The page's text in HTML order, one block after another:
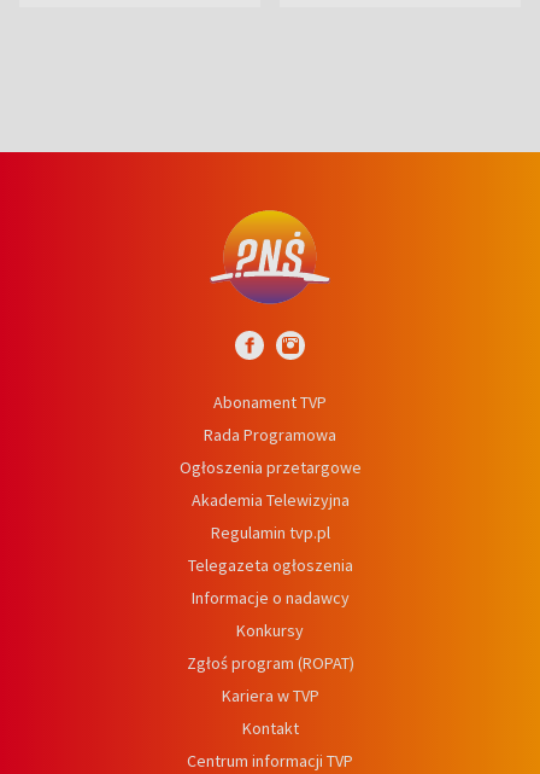
Abonament TVP
Rada Programowa
Ogłoszenia przetargowe
Akademia Telewizyjna
Regulamin tvp.pl
Telegazeta ogłoszenia
Informacje o nadawcy
Konkursy
Zgłoś program (ROPAT)
Kariera w TVP
Kontakt
Centrum informacji TVP